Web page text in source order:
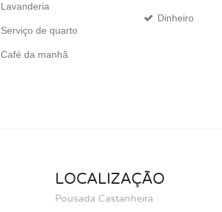
Lavanderia
Serviço de quarto
Café da manhã
Dinheiro
LOCALIZAÇÃO
Pousada Castanheira